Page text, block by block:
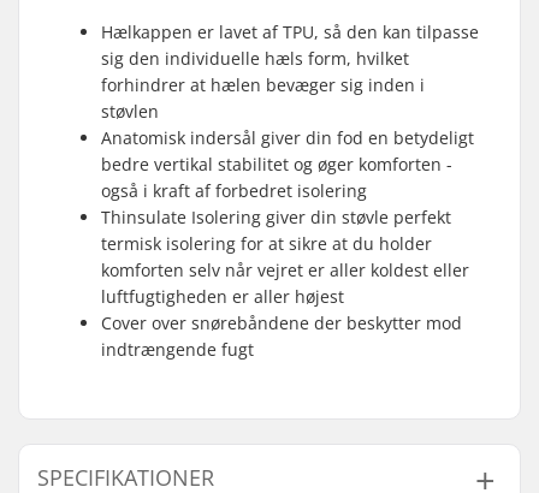
Hælkappen er lavet af TPU, så den kan tilpasse
sig den individuelle hæls form, hvilket
forhindrer at hælen bevæger sig inden i
støvlen
Anatomisk indersål giver din fod en betydeligt
bedre vertikal stabilitet og øger komforten -
også i kraft af forbedret isolering
Thinsulate Isolering giver din støvle perfekt
termisk isolering for at sikre at du holder
komforten selv når vejret er aller koldest eller
luftfugtigheden er aller højest
Cover over snørebåndene der beskytter mod
indtrængende fugt
SPECIFIKATIONER